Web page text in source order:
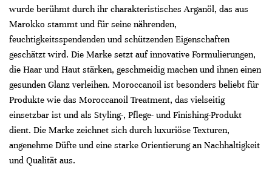
wurde berühmt durch ihr charakteristisches Arganöl, das aus
Marokko stammt und für seine nährenden,
feuchtigkeitsspendenden und schützenden Eigenschaften
geschätzt wird. Die Marke setzt auf innovative Formulierungen,
die Haar und Haut stärken, geschmeidig machen und ihnen einen
gesunden Glanz verleihen. Moroccanoil ist besonders beliebt für
Produkte wie das Moroccanoil Treatment, das vielseitig
einsetzbar ist und als Styling-, Pflege- und Finishing-Produkt
dient. Die Marke zeichnet sich durch luxuriöse Texturen,
angenehme Düfte und eine starke Orientierung an Nachhaltigkeit
und Qualität aus.